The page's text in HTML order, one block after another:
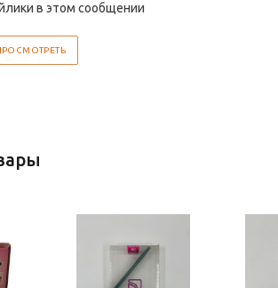
в этом сообщении